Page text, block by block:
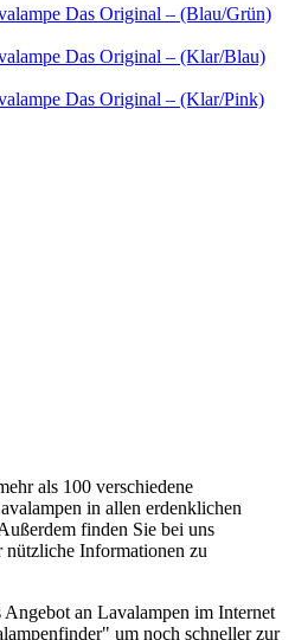
Das Original – (Blau/Grün)
Das Original – (Klar/Blau)
Das Original – (Klar/Pink)
als 100 verschiedene
in allen erdenklichen
finden Sie bei uns
nützliche Informationen zu
an Lavalampen im Internet
um noch schneller zur